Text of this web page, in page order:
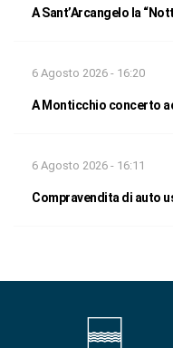
A Sant’Arcangelo la
6 Agosto 2026 - 16:20
A Monticchio concerto
6 Agosto 2026 - 16:11
Compravendita di auto